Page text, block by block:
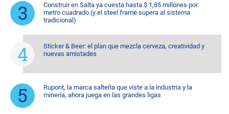
Construir en Salta ya cuesta hasta $ 1,85 millones por
metro cuadrado (y el steel frame supera al sistema
tradicional)
Sticker & Beer: el plan que mezcla cerveza, creatividad y
nuevas amistades
Rupont, la marca salteña que viste a la industria y la
minería, ahora juega en las grandes ligas